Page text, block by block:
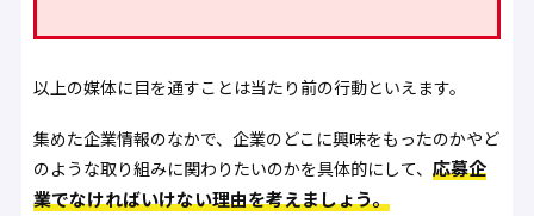
以上の媒体に目を通すことは当たり前の行動といえます。
集めた企業情報のなかで、企業のどこに興味をもったのかやど
のような取り組みに関わりたいのかを具体的にして、 応募企
業でなければいけない理由を考えましょう。